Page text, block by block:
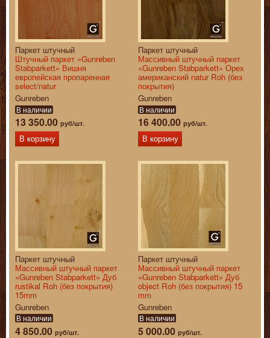
Паркет штучный
Штучный паркет «Gunreben
Stabparkett» Вишня
европейская пропаренная
select/natur
Gunreben
В наличии
13 350.00 руб/шт.
В корзину
Паркет штучный
Массивный штучный паркет
«Gunreben Stabparkett» Орех
американский natur Roh (без
покрытия)
Gunreben
В наличии
16 400.00 руб/шт.
В корзину
Паркет штучный
Массивный штучный паркет
«Gunreben Stabparkett» Дуб
rustikal Roh (без покрытия)
15mm
Gunreben
В наличии
4 850.00 руб/шт.
Паркет штучный
Массивный штучный паркет
«Gunreben Stabparkett» Дуб
object Roh (без покрытия) 15
mm
Gunreben
В наличии
5 000.00 руб/шт.